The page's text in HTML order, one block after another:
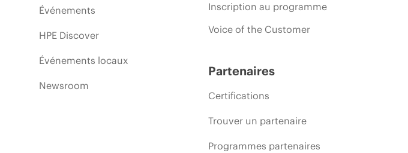
Événements
HPE Discover
Événements locaux
Newsroom
Inscription au programme
Voice of the Customer
Partenaires
Certifications
Trouver un partenaire
Programmes partenaires